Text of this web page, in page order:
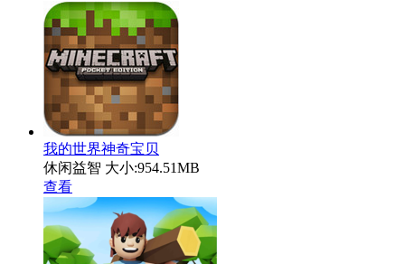
我的世界神奇宝贝
休闲益智 大小:954.51MB
查看